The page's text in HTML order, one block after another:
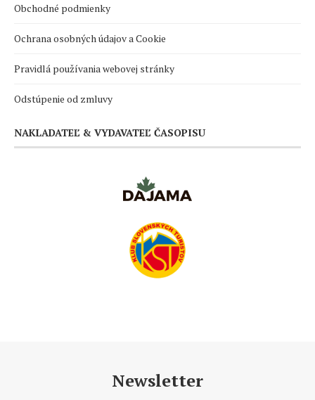
Obchodné podmienky
Ochrana osobných údajov a Cookie
Pravidlá používania webovej stránky
Odstúpenie od zmluvy
NAKLADATEĽ & VYDAVATEĽ ČASOPISU
Newsletter